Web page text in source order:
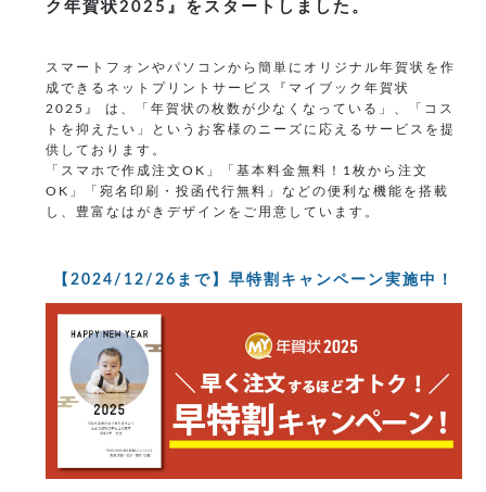
ク年賀状2025』をスタートしました。
スマートフォンやパソコンから簡単にオリジナル年賀状を作
成できるネットプリントサービス『マイブック年賀状
2025』 は、「年賀状の枚数が少なくなっている」、「コス
トを抑えたい」というお客様のニーズに応えるサービスを提
供しております。
「スマホで作成注文OK」「基本料金無料！1枚から注文
OK」「宛名印刷・投函代行無料」などの便利な機能を搭載
し、豊富なはがきデザインをご用意しています。
【2024/12/26まで】早特割キャンペーン実施中！